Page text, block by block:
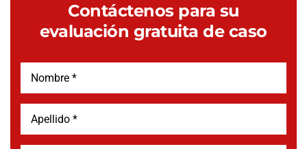
Contáctenos para su
evaluación gratuita de caso